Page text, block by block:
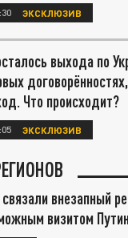
ЭКСКЛЮЗИВ
выхода по
Что происходит?
ЭКСКЛЮЗИВ
внезапный
визитом